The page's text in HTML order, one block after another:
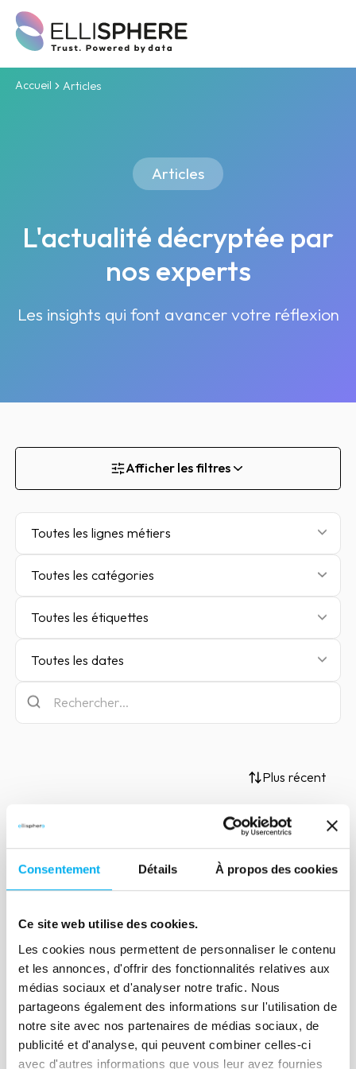
Consentement Détails À propos des cookies
Ce site web utilise des cookies.
Les cookies nous permettent de personnaliser le contenu
et les annonces, d'offrir des fonctionnalités relatives aux
médias sociaux et d'analyser notre trafic. Nous
partageons également des informations sur l'utilisation de
notre site avec nos partenaires de médias sociaux, de
publicité et d'analyse, qui peuvent combiner celles-ci
avec d'autres informations que vous leur avez fournies
Accueil Articles
Articles
L'actualité décryptée par
nos experts
Les insights qui font avancer votre réflexion
Afficher les filtres
Toutes les lignes métiers
Toutes les catégories
Toutes les étiquettes
Toutes les dates
Plus récent
Article
Quels outils pour sécuriser son
10 mai 2022 Risk management
Selon la Fédération nationale de
l’information d’entreprise, de la gestion
de créances et de l’enquête civile
(FIGEC), 56 milliards d’euros de créances
sont impayés chaque année en France